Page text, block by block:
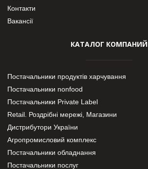
Контакти
Вакансії
КАТАЛОГ КОМПАНИЙ
Постачальники продуктів харчування
Постачальники nonfood
Постачальники Private Label
Retail. Роздрібні мережі, Магазини
Дистрибутори України
Агропромисловий комплекс
Постачальники обладнання
Постачальники послуг